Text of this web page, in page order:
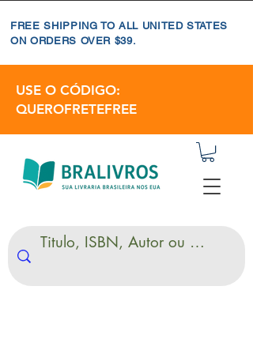
FREE SHIPPING TO ALL UNITED STATES
ON ORDERS OVER $39.
USE O CÓDIGO:
QUEROFRETEFREE